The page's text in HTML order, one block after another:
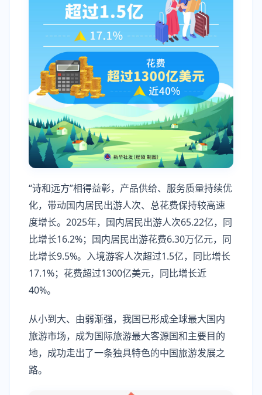
“诗和远方”相得益彰，产品供给、服务质量持续优
化，带动国内居民出游人次、总花费保持较高速
度增长。2025年，国内居民出游人次65.22亿，同
比增长16.2%；国内居民出游花费6.30万亿元，同
比增长9.5%。入境游客人次超过1.5亿，同比增长
17.1%；花费超过1300亿美元，同比增长近
40%。
从小到大、由弱渐强，我国已形成全球最大国内
旅游市场，成为国际旅游最大客源国和主要目的
地，成功走出了一条独具特色的中国旅游发展之
路。